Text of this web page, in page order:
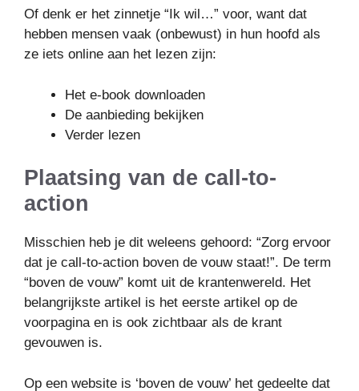
Of denk er het zinnetje “Ik wil…” voor, want dat
hebben mensen vaak (onbewust) in hun hoofd als
ze iets online aan het lezen zijn:
Het e-book downloaden
De aanbieding bekijken
Verder lezen
Plaatsing van de call-to-
action
Misschien heb je dit weleens gehoord: “Zorg ervoor
dat je call-to-action boven de vouw staat!”. De term
“boven de vouw” komt uit de krantenwereld. Het
belangrijkste artikel is het eerste artikel op de
voorpagina en is ook zichtbaar als de krant
gevouwen is.
Op een website is ‘boven de vouw’ het gedeelte dat